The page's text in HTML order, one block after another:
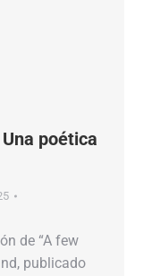
poética
de “A few
publicado